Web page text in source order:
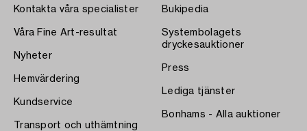
Kontakta våra specialister
Våra Fine Art-resultat
Nyheter
Hemvärdering
Kundservice
Transport och uthämtning
Bukipedia
Systembolagets
dryckesauktioner
Press
Lediga tjänster
Bonhams - Alla auktioner